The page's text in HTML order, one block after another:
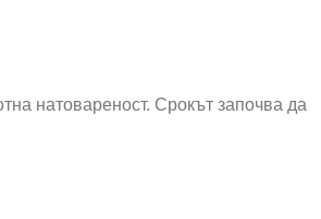
натовареност. Срокът започва да